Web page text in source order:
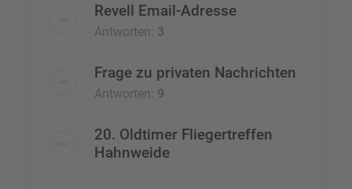
Revell Email-Adresse
Antworten: 3
Frage zu privaten Nachrichten
Antworten: 9
20. Oldtimer Fliegertreffen
Hahnweide